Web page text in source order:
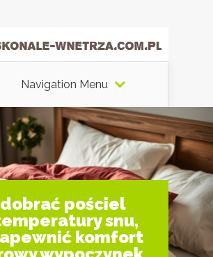
Navigation Menu
pościel
snu,
komfort